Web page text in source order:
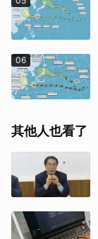
06
其他人也看了